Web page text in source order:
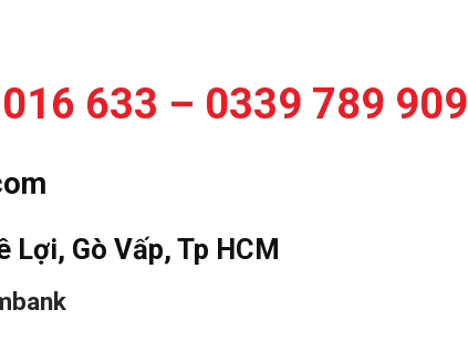
633 – 0339 789 909
Gò Vấp, Tp HCM